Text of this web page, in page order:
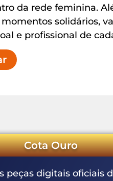
da rede feminina.
solidários,
e profissional de
Cota Ouro
digitais oficiais do